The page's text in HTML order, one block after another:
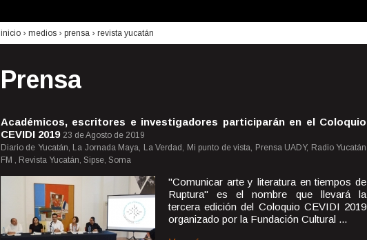
inicio › medios › prensa › revista yucatán
Prensa
Académicos, escritores e investigadores participarán en el Coloquio
CEVIDI 2019 23 de Agosto de 2019
Diario de Yucatán, La Jornada Maya, La Verdad, Mi punto de vista, Prensa UADY, Radio Yucatán
FM , Revista Yucatán, Sipse, Soma
"Comunicar arte y literatura en tiempos de
Ruptura" es el nombre que llevará la
tercera edición del Coloquio CEVIDI 2019
organizado por la Fundación Cultural ...